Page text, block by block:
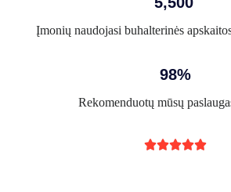
Įmonių naudojasi buhalterinės
98%
Rekomenduotų mūsų
